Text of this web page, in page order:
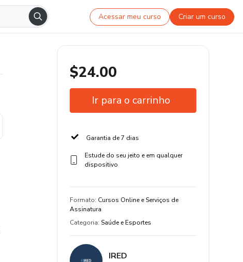
Acessar meu curso Criar um curso
$24.00
Ir para o carrinho
Garantia de 7 dias
Estude do seu jeito e em qualquer
dispositivo
Formato: Cursos Online e Serviços de
Assinatura
Categoria: Saúde e Esportes
IRED